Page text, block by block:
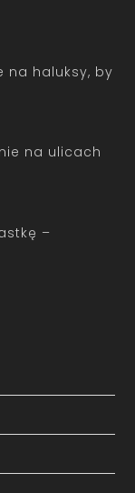
na haluksy, by
na ulicach
–